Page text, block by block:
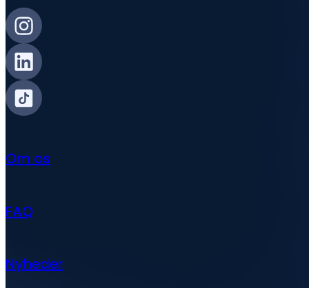
Om os
FAQ
Nyheder